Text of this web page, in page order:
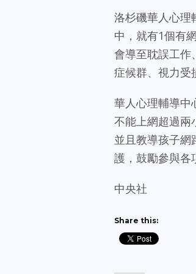
洛杉磯華人心理
中，就有1個有
會導至耽誤工作
症候群、視力受
華人心理輔導中
不能上網超過兩
並且教導孩子網
護，鼓勵參與各
中央社
Share this: